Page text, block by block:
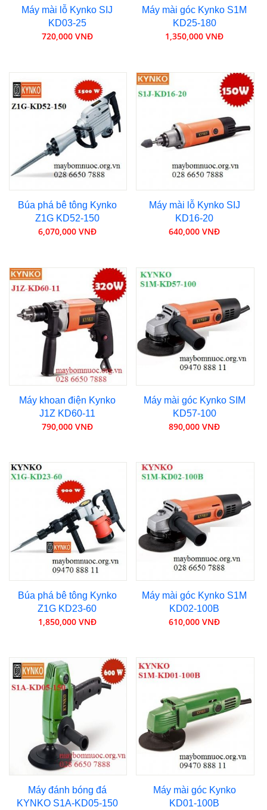
Máy mài lỗ Kynko SIJ
KD03-25
720,000 VNĐ
Máy mài góc Kynko S1M
KD25-180
1,350,000 VNĐ
Búa phá bê tông Kynko
Z1G KD52-150
6,070,000 VNĐ
Máy mài lỗ Kynko SIJ
KD16-20
640,000 VNĐ
Máy khoan điện Kynko
J1Z KD60-11
790,000 VNĐ
Máy mài góc Kynko SIM
KD57-100
890,000 VNĐ
Búa phá bê tông Kynko
Z1G KD23-60
1,850,000 VNĐ
Máy mài góc Kynko S1M
KD02-100B
610,000 VNĐ
Máy đánh bóng đá
KYNKO S1A-KD05-150
Máy mài góc Kynko
KD01-100B